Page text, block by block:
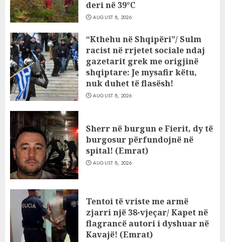
deri në 39°C
AUGUST 8, 2026
“Kthehu në Shqipëri”/ Sulm
racist në rrjetet sociale ndaj
gazetarit grek me origjinë
shqiptare: Je mysafir këtu,
nuk duhet të flasësh!
AUGUST 8, 2026
Sherr në burgun e Fierit, dy të
burgosur përfundojnë në
spital! (Emrat)
AUGUST 8, 2026
Tentoi të vriste me armë
zjarri një 38-vjeçar/ Kapet në
flagrancë autori i dyshuar në
Kavajë! (Emrat)